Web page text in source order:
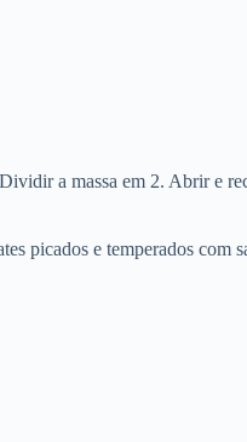
a massa em 2. Abrir e
picados e temperados